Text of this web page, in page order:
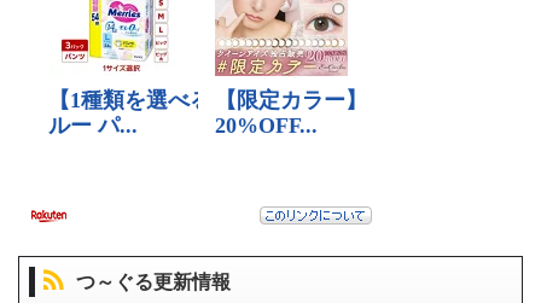
つ～ぐる更新情報